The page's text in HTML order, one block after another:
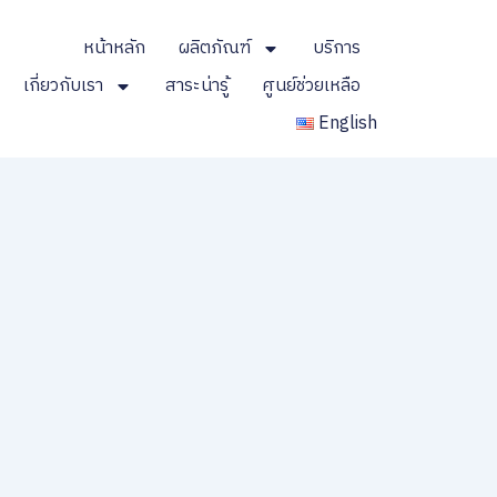
หน้าหลัก ผลิตภัณฑ์
บริการ
เกี่ยวกับเรา
สาระน่ารู้
ศูนย์ช่วยเหลือ
English